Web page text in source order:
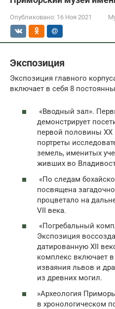
Опубликовано: 16 Ноя 2021
Экспозиция
Экспозиция главного
включает в себя 8
«Вводный зал».
демонстрирует
первой половины XX
портреты
земель, именитых
живших во
«По следам
посвящена
процветало на
VII века.
«Погребальный
Экспозиция
датированную XII
комплекс включает
изваяния львов и
из древних могил.
»Археология
в хронологическом